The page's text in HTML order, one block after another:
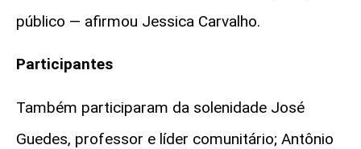
público — afirmou Jessica Carvalho.
Participantes
Também participaram da solenidade José
Guedes, professor e líder comunitário; Antônio